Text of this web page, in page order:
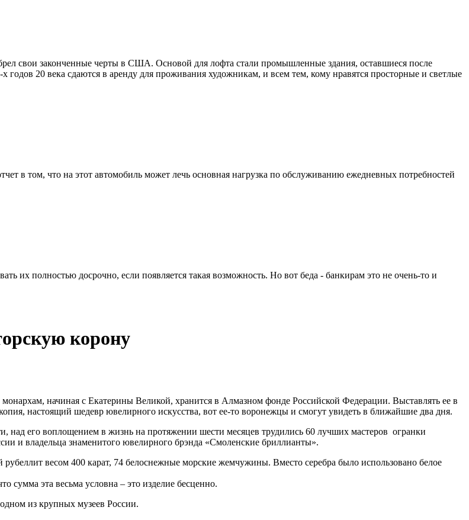
свои законченные черты в США. Основой для лофта стали промышленные здания, оставшиеся после
20 века сдаются в аренду для проживания художникам, и всем тем, кому нравятся просторные и светлые
в том, что на этот автомобиль может лечь основная нагрузка по обслуживанию ежедневных потребностей
их полностью досрочно, если появляется такая возможность. Но вот беда - банкирам это не очень-то и
корону
начиная с Екатерины Великой, хранится в Алмазном фонде Российской Федерации. Выставлять ее в
настоящий шедевр ювелирного искусства, вот ее-то воронежцы и смогут увидеть в ближайшие два дня.
его воплощением в жизнь на протяжении шести месяцев трудились 60 лучших мастеров огранки
и владельца знаменитого ювелирного брэнда «Смоленские бриллианты».
весом 400 карат, 74 белоснежные морские жемчужины. Вместо серебра было использовано белое
сумма эта весьма условна – это изделие бесценно.
из крупных музеев России.